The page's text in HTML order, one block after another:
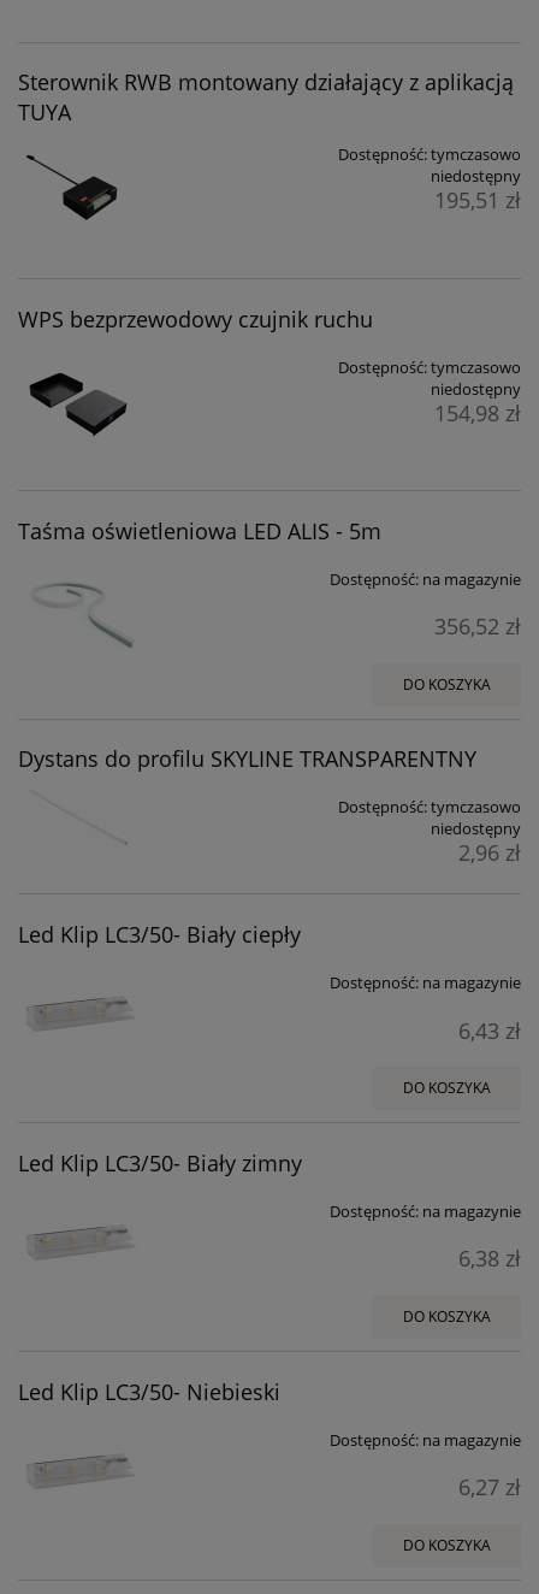
Sterownik RWB montowany działający z aplikacją
TUYA
Dostępność:tymczasowo
niedostępny
195,51 zł
WPS bezprzewodowy czujnik ruchu
Dostępność:tymczasowo
niedostępny
154,98 zł
Taśma oświetleniowa LED ALIS - 5m
Dostępność: na magazynie
356,52 zł
DO KOSZYKA
Dystans do profilu SKYLINE TRANSPARENTNY
Dostępność:tymczasowo
niedostępny
2,96 zł
Led Klip LC3/50- Biały ciepły
Dostępność: na magazynie
6,43 zł
DO KOSZYKA
Led Klip LC3/50- Biały zimny
Dostępność: na magazynie
6,38 zł
DO KOSZYKA
Led Klip LC3/50- Niebieski
Dostępność: na magazynie
6,27 zł
DO KOSZYKA